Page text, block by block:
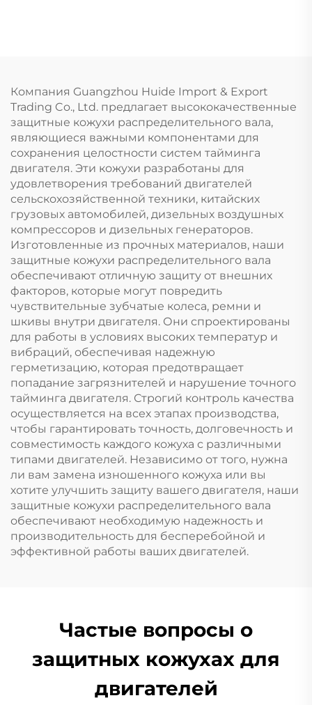
Компания Guangzhou Huide Import & Export
Trading Co., Ltd. предлагает высококачественные
защитные кожухи распределительного вала,
являющиеся важными компонентами для
сохранения целостности систем тайминга
двигателя. Эти кожухи разработаны для
удовлетворения требований двигателей
сельскохозяйственной техники, китайских
грузовых автомобилей, дизельных воздушных
компрессоров и дизельных генераторов.
Изготовленные из прочных материалов, наши
защитные кожухи распределительного вала
обеспечивают отличную защиту от внешних
факторов, которые могут повредить
чувствительные зубчатые колеса, ремни и
шкивы внутри двигателя. Они спроектированы
для работы в условиях высоких температур и
вибраций, обеспечивая надежную
герметизацию, которая предотвращает
попадание загрязнителей и нарушение точного
тайминга двигателя. Строгий контроль качества
осуществляется на всех этапах производства,
чтобы гарантировать точность, долговечность и
совместимость каждого кожуха с различными
типами двигателей. Независимо от того, нужна
ли вам замена изношенного кожуха или вы
хотите улучшить защиту вашего двигателя, наши
защитные кожухи распределительного вала
обеспечивают необходимую надежность и
производительность для бесперебойной и
эффективной работы ваших двигателей.
Частые вопросы о
защитных кожухах для
двигателей